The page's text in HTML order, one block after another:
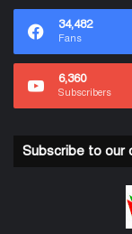
34,482
Fans
6,360
Subscribers
Subscribe to our